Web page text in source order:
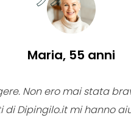
Maria, 55 anni
Non ero mai stata
di Dipingilo.it mi hanno